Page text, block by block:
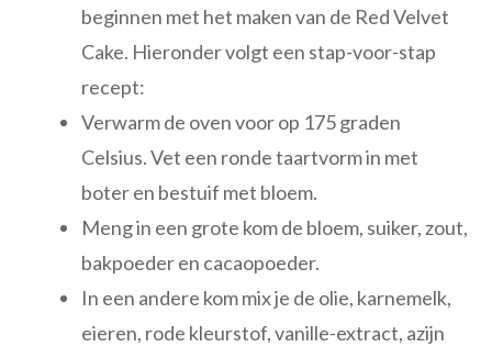
beginnen met het maken van de Red Velvet
Cake. Hieronder volgt een stap-voor-stap
recept:
Verwarm de oven voor op 175 graden
Celsius. Vet een ronde taartvorm in met
boter en bestuif met bloem.
Meng in een grote kom de bloem, suiker, zout,
bakpoeder en cacaopoeder.
In een andere kom mix je de olie, karnemelk,
eieren, rode kleurstof, vanille-extract, azijn